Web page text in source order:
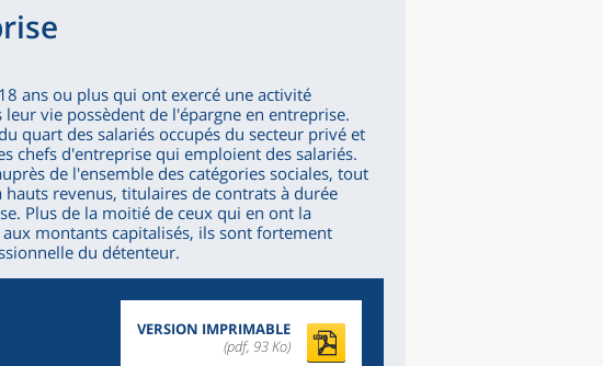
ans ou plus qui ont exercé une activité
vie possèdent de l'épargne en entreprise.
quart des salariés occupés du secteur privé et
chefs d'entreprise qui emploient des salariés.
de l'ensemble des catégories sociales, tout
revenus, titulaires de contrats à durée
Plus de la moitié de ceux qui en ont la
montants capitalisés, ils sont fortement
du détenteur.
VERSION IMPRIMABLE
(pdf, 93 Ko)